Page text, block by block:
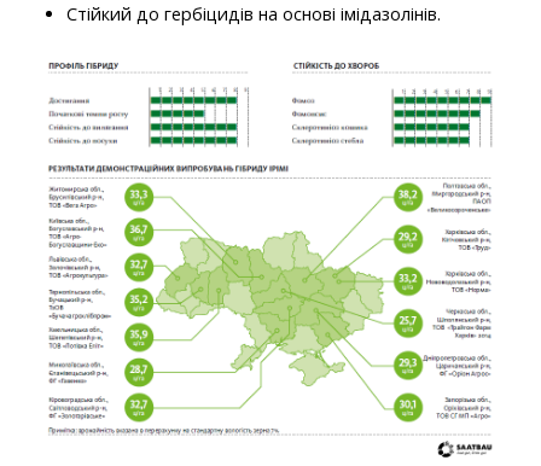
Стійкий до гербіцидів на основі імідазолінів.